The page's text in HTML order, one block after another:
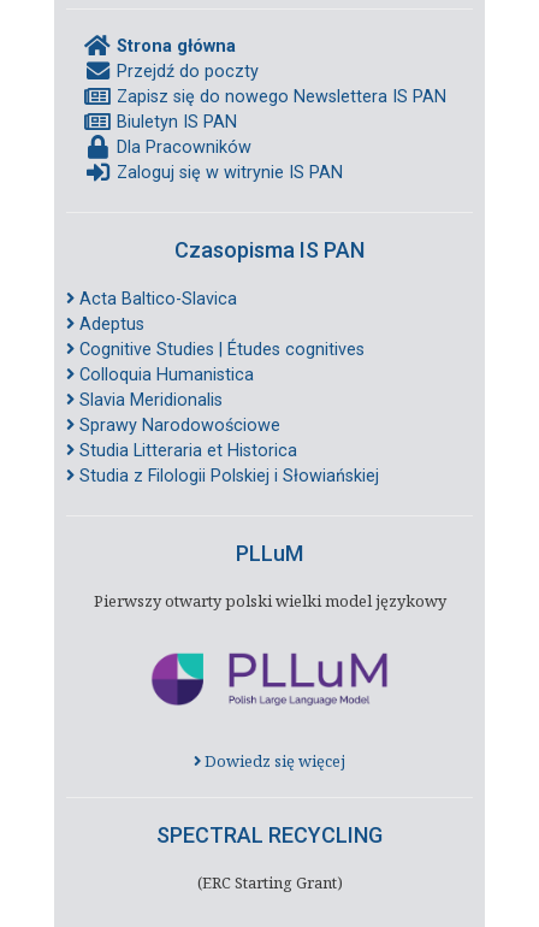
Strona główna
Przejdź do poczty
Zapisz się do nowego Newslettera IS PAN
Biuletyn IS PAN
Dla Pracowników
Zaloguj się w witrynie IS PAN
Czasopisma IS PAN
Acta Baltico-Slavica
Adeptus
Cognitive Studies | Études cognitives
Colloquia Humanistica
Slavia Meridionalis
Sprawy Narodowościowe
Studia Litteraria et Historica
Studia z Filologii Polskiej i Słowiańskiej
PLLuM
Pierwszy otwarty polski wielki model językowy
Dowiedz się więcej
SPECTRAL RECYCLING
(ERC Starting Grant)